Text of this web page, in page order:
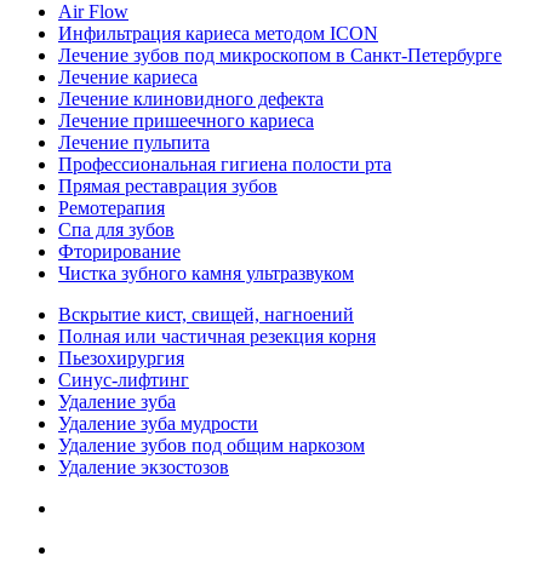
Air Flow
Инфильтрация кариеса методом ICON
Лечение зубов под микроскопом в Санкт-Петербурге
Лечение кариеса
Лечение клиновидного дефекта
Лечение пришеечного кариеса
Лечение пульпита
Профессиональная гигиена полости рта
Прямая реставрация зубов
Ремотерапия
Спа для зубов
Фторирование
Чистка зубного камня ультразвуком
Вскрытие кист, свищей, нагноений
Полная или частичная резекция корня
Пьезохирургия
Синус-лифтинг
Удаление зуба
Удаление зуба мудрости
Удаление зубов под общим наркозом
Удаление экзостозов